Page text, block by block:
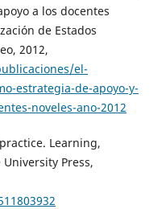
a los docentes
de Estados
2012,
el-
estrategia-de-apoyo-y-
noveles-ano-2012
Learning,
Press,